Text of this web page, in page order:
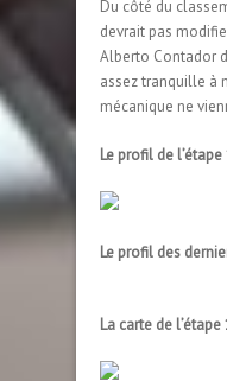
Du côté du
devrait pas
Alberto Contador
assez tranquille à
mécanique ne
Le profil de l’étape
Le profil des
La carte de